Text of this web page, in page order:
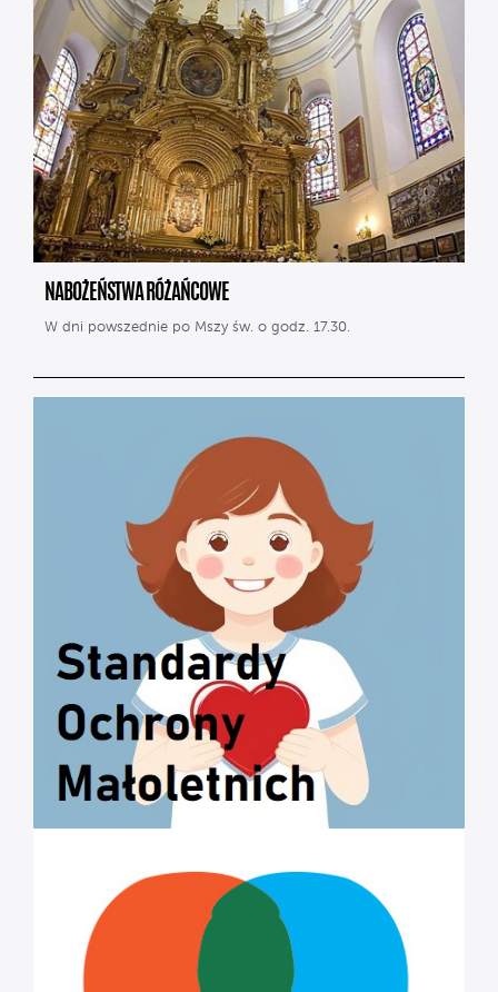
NABOŻEŃSTWA RÓŻAŃCOWE
W dni powszednie po Mszy św. o godz. 17.30.